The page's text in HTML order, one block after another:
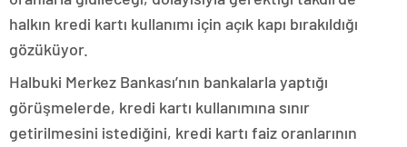
halkın kredi kartı kullanımı için açık kapı bırakıldığı
gözüküyor.
Halbuki Merkez Bankası’nın bankalarla yaptığı
görüşmelerde, kredi kartı kullanımına sınır
getirilmesini istediğini, kredi kartı faiz oranlarının